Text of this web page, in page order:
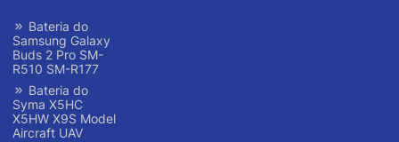
Bateria do
Samsung Galaxy
Buds 2 Pro SM-
R510 SM-R177
Bateria do
Syma X5HC
X5HW X9S Model
Aircraft UAV